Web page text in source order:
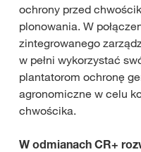
ochrony przed
plonowania. W
zintegrowanego
w pełni wykorzystać
plantatorom ochronę
agronomiczne w celu
chwościka.
W odmianach CR+